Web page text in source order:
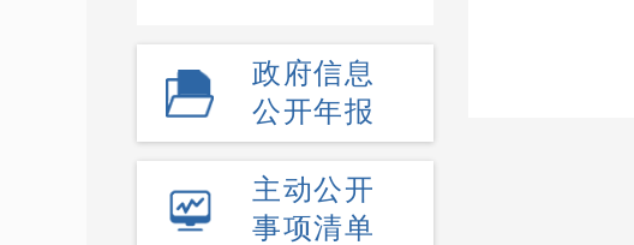
政府信息
公开年报
主动公开
事项清单